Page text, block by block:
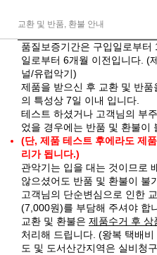
교환 및 반품, 환불 안내
품질보증기간은 구입일로부터
일로부터 6개월 이전입니다. (
널/유럽악기)
제품을 받으신 후 교환 및 반
의 특성상 7일 이내 입니다.
테스트 하셨거나 고객님의 부
었을 경우에는 반품 및 환불이
(단, 제품 테스트 후에라도 제
리가 됩니다.)
관악기는 입을 대는 것이므로
않으셨어도 반품 및 환불이 불
고객님의 단순변심으로 인한
(7,000원)를 부담해 주셔야 합
교환 및 환불은 제품수거 후 상
처리해 드립니다. (왕복 택배
도 및 도서산간지역은 실비청